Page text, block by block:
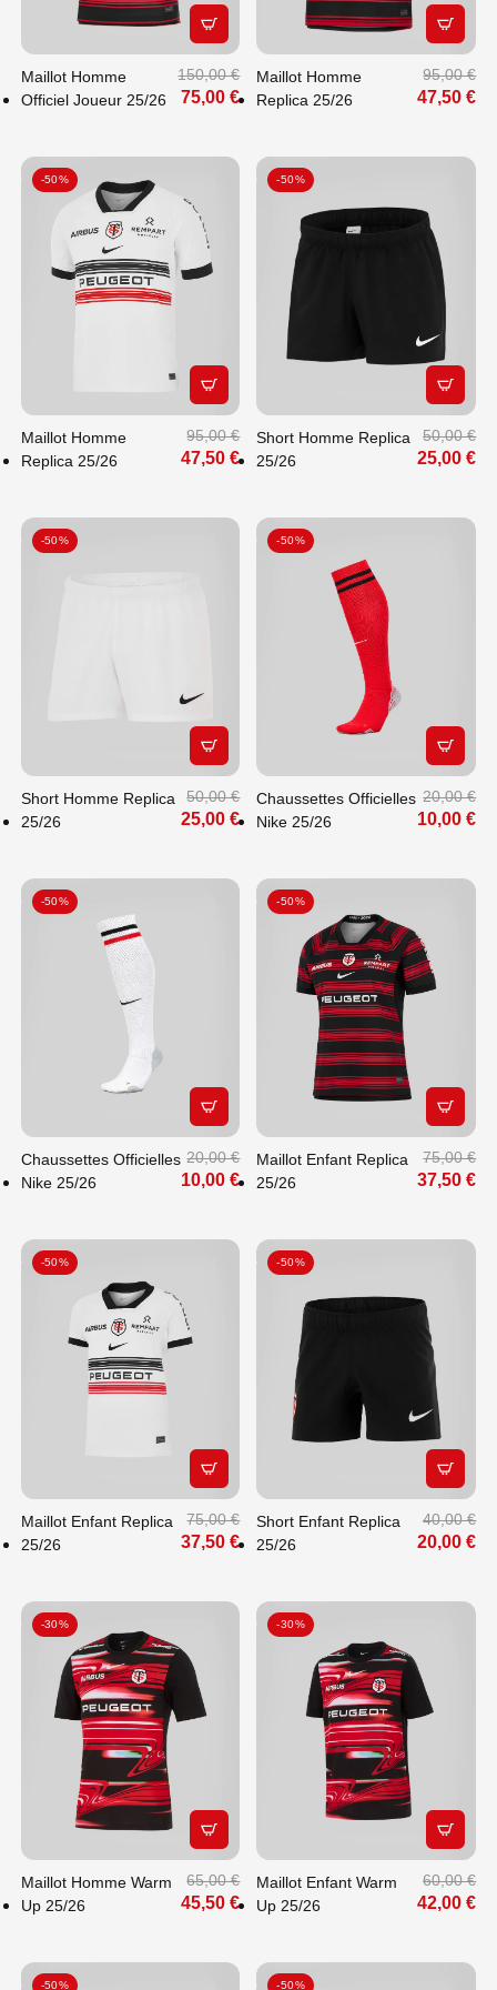
APERÇU RAPIDE
Maillot Homme
Officiel Joueur 25/26
150,00 €
75,00 €
Maillot Homme
Replica 25/26
95,00 €
47,50 €
APERÇU RAPIDE
-50%
Maillot Homme
Replica 25/26
95,00 €
47,50 €
-50%
Short Homme Replica
25/26
50,00 €
25,00 €
APERÇU RAPIDE
-50%
Short Homme Replica
25/26
50,00 €
25,00 €
-50%
Chaussettes Officielles
Nike 25/26
20,00 €
10,00 €
APERÇU RAPIDE
-50%
Chaussettes Officielles
Nike 25/26
20,00 €
10,00 €
-50%
Maillot Enfant Replica
25/26
75,00 €
37,50 €
APERÇU RAPIDE
-50%
Maillot Enfant Replica
25/26
75,00 €
37,50 €
-50%
Short Enfant Replica
25/26
40,00 €
20,00 €
APERÇU RAPIDE
-30%
Maillot Homme Warm
Up 25/26
65,00 €
45,50 €
-30%
Maillot Enfant Warm
Up 25/26
60,00 €
42,00 €
-50% -50%